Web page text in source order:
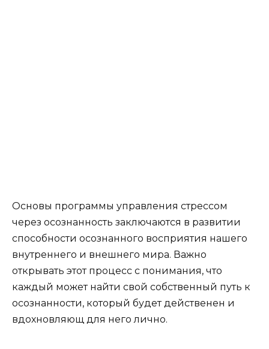
Основы программы управления стрессом
через осознанность заключаются в развитии
способности осознанного восприятия нашего
внутреннего и внешнего мира. Важно
открывать этот процесс с понимания, что
каждый может найти свой собственный путь к
осознанности, который будет действенен и
вдохновляющ для него лично.